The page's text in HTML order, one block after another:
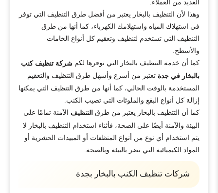
العديد من العملاء.
وهذا لأن التنظيف بالبخار يعتبر من أفضل طرق التنظيف التي توفر
في استهلاك المياه واستهلامك الكهرباء، كما أنها من طرق
التنظيف التي تستخدم لتنظيف وتعقيم كل أنواع الخامات
والأسطح.
كما أن خدمة التنظيف بالبخار التي توفرها لكم شركة تنظيف كنب
بالبخار في جدة تعتبر من أسرع وأسهل طرق التنظيف والتعقيم
المستخدمة بالوقت الحالي، كما أنها من طرق التنظيف التي يمكنها
إزالة كل أنواع البقع والملوثات التي تصيب الكنب.
كما أن التتظيف بالبخار يعتبر من طرق التنظيف الآمنة تمامًا على
البيئة والآمنة أيضًا على الصحة، فأثناء استخدام التنظيف بالبخار لا
يتم استخدام أي نوع من أنواع المنظفات أو المبيدات الحشرية أو
المواد الكيميائية التي تضر بالبيئة وبالصحة.
شركات تنظيف الكنب بالبخار بجدة